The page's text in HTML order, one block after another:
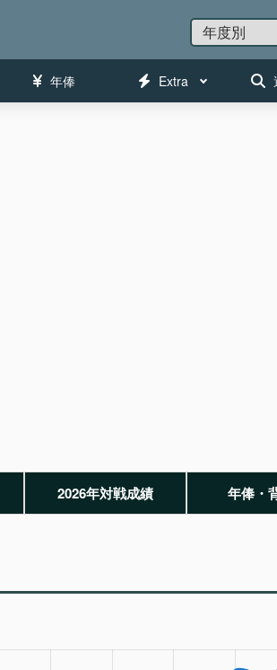
年俸 Extra
2026年対戦成績 年俸・